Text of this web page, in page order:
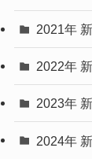
2021年
2022年
2023年
2024年